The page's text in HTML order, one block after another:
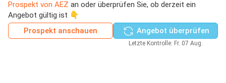
Prospekt von AEZ an oder überprüfen Sie, ob derzeit ein
Angebot gültig ist 👇
Prospekt anschauen
Angebot überprüfen
Letzte Kontrolle: Fr. 07 Aug.